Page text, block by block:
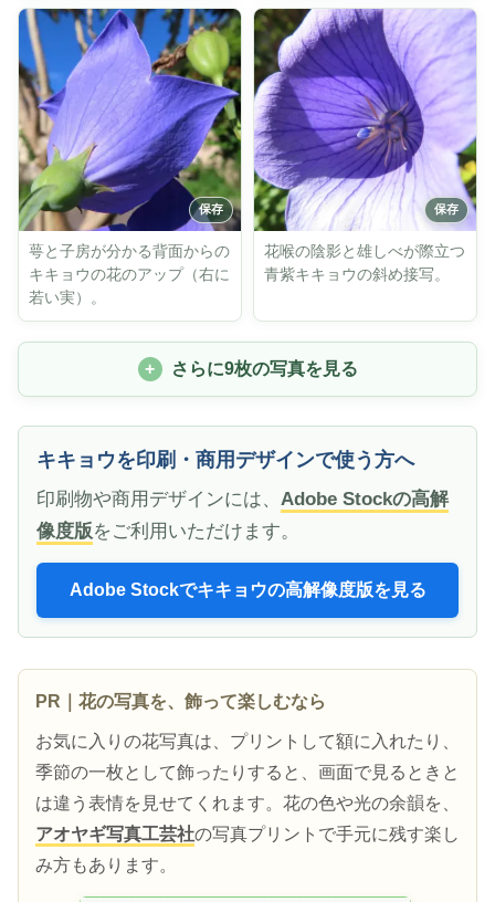
萼と子房が分かる背面からの
キキョウの花のアップ（右に
若い実）。
花喉の陰影と雄しべが際立つ
青紫キキョウの斜め接写。
さらに9枚の写真を見る
キキョウを印刷・商用デザインで使う方へ
印刷物や商用デザインには、 Adobe Stockの高解
像度版をご利用いただけます。
Adobe Stockでキキョウの高解像度版を見る
PR｜花の写真を、飾って楽しむなら
お気に入りの花写真は、プリントして額に入れたり、
季節の一枚として飾ったりすると、画面で見るときと
は違う表情を見せてくれます。花の色や光の余韻を、
アオヤギ写真工芸社の写真プリントで手元に残す楽し
み方もあります。